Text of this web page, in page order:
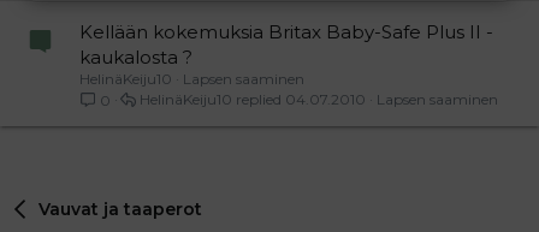
Kellään kokemuksia Britax Baby-Safe Plus II -
kaukalosta ?
HelinäKeiju10
Lapsen saaminen
0
Lapsen saaminen
04.07.2010
HelinäKeiju10
Vauvat ja taaperot